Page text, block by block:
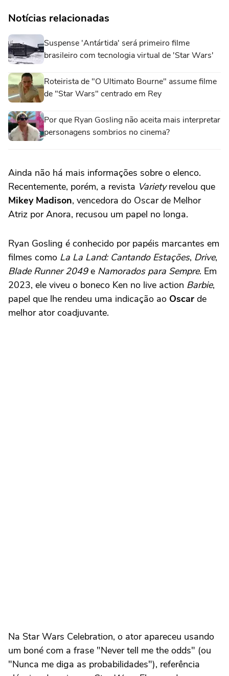
Notícias relacionadas
Suspense 'Antártida' será primeiro filme
brasileiro com tecnologia virtual de 'Star Wars'
Roteirista de "O Ultimato Bourne" assume filme
de "Star Wars" centrado em Rey
Por que Ryan Gosling não aceita mais interpretar
personagens sombrios no cinema?
Ainda não há mais informações sobre o elenco.
Recentemente, porém, a revista Varietyrevelou que
Mikey Madison, vencedora do Oscar de Melhor
Atriz por Anora, recusou um papel no longa.
Ryan Gosling é conhecido por papéis marcantes em
filmes como La La Land: Cantando Estações, Drive,
Blade Runner 2049e Namorados para Sempre. Em
2023, ele viveu o boneco Ken no live action Barbie,
papel que lhe rendeu uma indicação ao Oscar de
melhor ator coadjuvante.
Na Star Wars Celebration, o ator apareceu usando
um boné com a frase "Never tell me the odds" (ou
"Nunca me diga as probabilidades"), referência